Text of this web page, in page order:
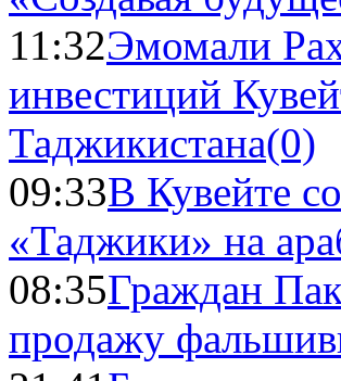
11:32Эмомали
инвестиций
Таджикистана(0)
09:33В Кувейте
«Таджики» на
08:35Граждан
продажу